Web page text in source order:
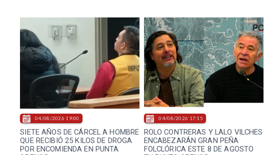
SIETE AÑOS DE CÁRCEL A HOMBRE
QUE RECIBIÓ 25 KILOS DE DROGA
POR ENCOMIENDA EN PUNTA
04/08/2026 19:00
ROLO CONTRERAS Y LALO VILCHES
ENCABEZARÁN GRAN PEÑA
FOLCLÓRICA ESTE 8 DE AGOSTO
04/08/2026 17:15